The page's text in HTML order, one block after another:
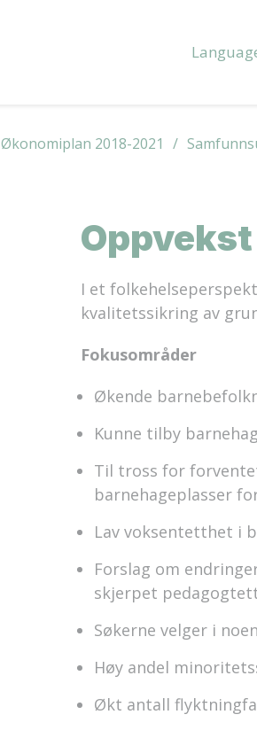
Økonomiplan 2018-2021
I et
kvalitetssikring av
Fokusområder
Økende
Kunne tilby
Til tross for
barnehageplasser
Lav voksentetthet i
Forslag om
skjerpet
Søkerne velger i
Høy andel
Økt antall